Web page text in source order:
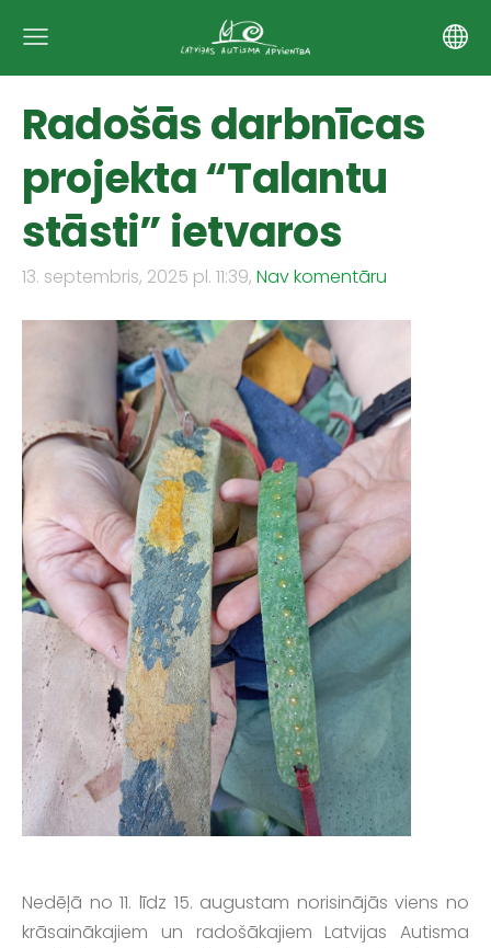
Radošās darbnīcas
projekta “Talantu
stāsti” ietvaros
13. septembris, 2025 pl. 11:39, Nav komentāru
Nedēļā no 11. līdz 15. augustam norisinājās viens no
krāsainākajiem un radošākajiem Latvijas Autisma